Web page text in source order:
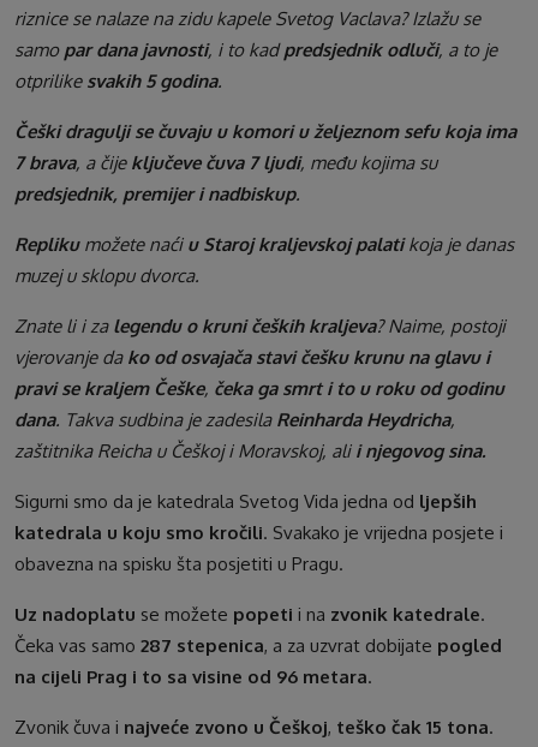
riznice se nalaze na zidu kapele Svetog Vaclava? Izlažu se
samo par dana javnosti, i to kadpredsjednik odluči, a to je
otprilike svakih 5 godina.
Češki dragulji se čuvaju u komori u željeznom sefu koja ima
7 brava, a čije ključeve čuva 7 ljudi, među kojima su
predsjednik, premijer i nadbiskup.
Replikumožete naći u Staroj kraljevskoj palatikoja je danas
muzej u sklopu dvorca.
Znate li i za legendu o kruni čeških kraljeva? Naime, postoji
vjerovanje da ko od osvajača stavi češku krunu na glavu i
pravi se kraljem Češke, čeka ga smrt i to u roku od godinu
dana. Takva sudbina je zadesila Reinharda Heydricha,
zaštitnika Reicha u Češkoj i Moravskoj, ali i njegovog sina.
Sigurni smo da je katedrala Svetog Vida jedna od ljepših
katedrala u koju smo kročili. Svakako je vrijedna posjete i
obavezna na spisku šta posjetiti u Pragu.
Uz nadoplatu se možete popeti i na zvonik katedrale.
Čeka vas samo 287 stepenica, a za uzvrat dobijate pogled
na cijeli Prag i to sa visine od 96 metara.
Zvonik čuva i najveće zvono u Češkoj, teško čak 15 tona.